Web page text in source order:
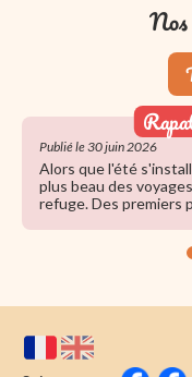
Publié le 30 juin 2026
Alors que l'été
plus beau des
refuge. Des premiers